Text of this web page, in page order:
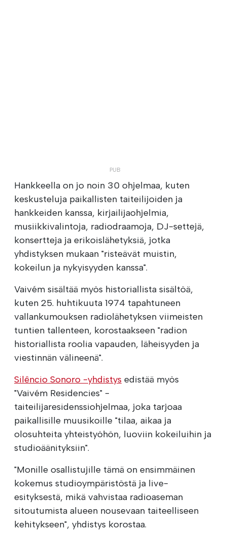
Hankkeella on jo noin 30 ohjelmaa, kuten
keskusteluja paikallisten taiteilijoiden ja
hankkeiden kanssa, kirjailijaohjelmia,
musiikkivalintoja, radiodraamoja, DJ-settejä,
konsertteja ja erikoislähetyksiä, jotka
yhdistyksen mukaan "risteävät muistin,
kokeilun ja nykyisyyden kanssa".
Vaivém sisältää myös historiallista sisältöä,
kuten 25. huhtikuuta 1974 tapahtuneen
vallankumouksen radiolähetyksen viimeisten
tuntien tallenteen, korostaakseen "radion
historiallista roolia vapauden, läheisyyden ja
viestinnän välineenä".
Silêncio Sonoro -yhdistys edistää myös
"Vaivém Residencies" -
taiteilijaresidenssiohjelmaa, joka tarjoaa
paikallisille muusikoille "tilaa, aikaa ja
olosuhteita yhteistyöhön, luoviin kokeiluihin ja
studioäänityksiin".
"Monille osallistujille tämä on ensimmäinen
kokemus studioympäristöstä ja live-
esityksestä, mikä vahvistaa radioaseman
sitoutumista alueen nousevaan taiteelliseen
kehitykseen", yhdistys korostaa.